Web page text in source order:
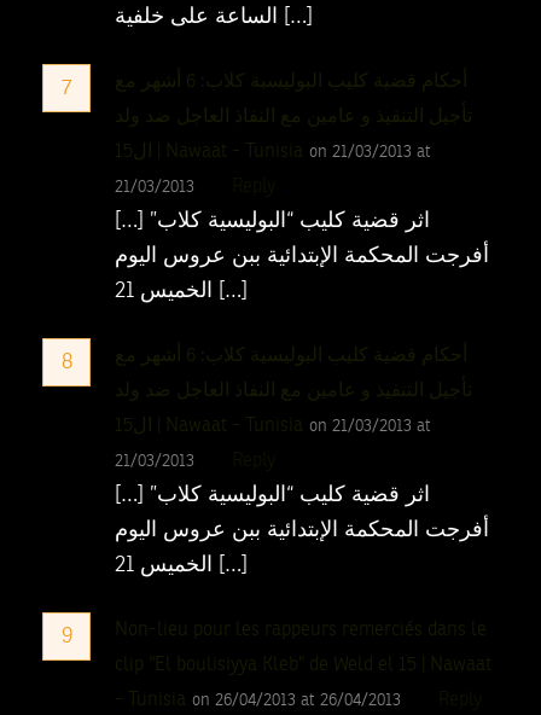
الساعة على خلفية […]
7
أحكام قضية كليب البوليسبة كلاب: 6 أشهر مع
تأجيل التنفيذ و عامين مع النفاذ العاجل ضد ولد
ال15 | Nawaat - Tunisia on 21/03/2013 at
21/03/2013
[…] اثر قضية كليب “البوليسية كلاب”
أفرجت المحكمة الإبتدائية ببن عروس اليوم
الخميس 21 […]
8
أحكام قضية كليب البوليسية كلاب: 6 أشهر مع
تأجيل التنفيذ و عامين مع النفاذ العاجل ضد ولد
ال15 | Nawaat - Tunisia on 21/03/2013 at
21/03/2013
[…] اثر قضية كليب “البوليسية كلاب”
أفرجت المحكمة الإبتدائية ببن عروس اليوم
الخميس 21 […]
9
Non-lieu pour les rappeurs remerciés dans le
clip “El boulisiyya Kleb” de Weld el 15 | Nawaat
- Tunisia on 26/04/2013 at 26/04/2013